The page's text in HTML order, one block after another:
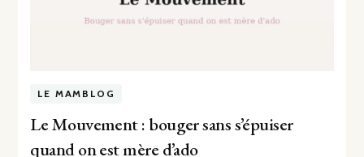
LE MAMBLOG
Le Mouvement : bouger sans s’épuiser
quand on est mère d’ado